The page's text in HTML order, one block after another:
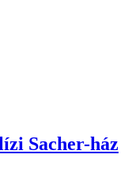
Sacher-ház